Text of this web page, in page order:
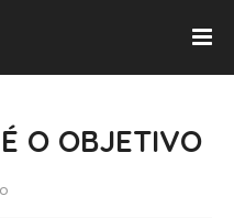
O OBJETIVO